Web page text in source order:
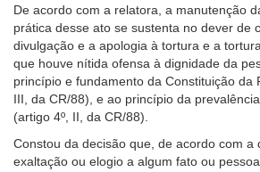
De acordo com a relatora, a manutenção
prática desse ato se sustenta no dever de
divulgação e a apologia à tortura e a
que houve nítida ofensa à dignidade da
princípio e fundamento da Constituição da
III, da CR/88), e ao princípio da
(artigo 4º, II, da CR/88).
Constou da decisão que, de acordo com a
exaltação ou elogio a algum fato ou